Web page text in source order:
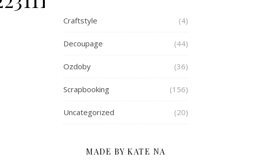
Craftstyle (4)
Decoupage (44)
Ozdoby (36)
Scrapbooking (156)
Uncategorized (20)
MADE BY KATE NA